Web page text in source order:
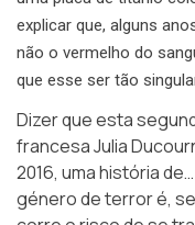
explicar que, alguns
não o vermelho do
que esse ser tão
Dizer que esta
francesaJulia
2016, uma história
género de terror é,